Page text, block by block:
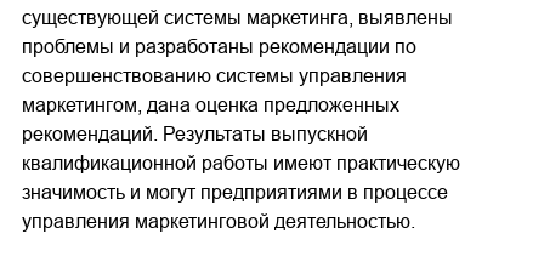
существующей системы маркетинга, выявлены
проблемы и разработаны рекомендации по
совершенствованию системы управления
маркетингом, дана оценка предложенных
рекомендаций. Результаты выпускной
квалификационной работы имеют практическую
значимость и могут предприятиями в процессе
управления маркетинговой деятельностью.